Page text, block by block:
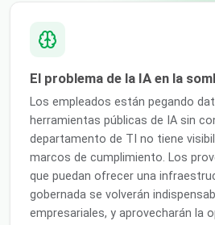
El problema de la IA en la
Los empleados están pegando
herramientas públicas de IA sin
departamento de TI no tiene
marcos de cumplimiento. Los
que puedan ofrecer una
gobernada se volverán
empresariales, y aprovecharán la